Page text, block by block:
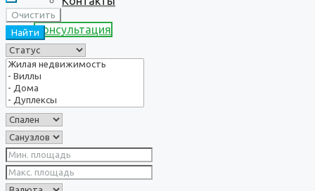
Консультация
Очистить
Найти